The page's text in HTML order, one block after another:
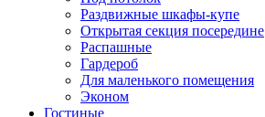
Раздвижные шкафы-купе
Открытая секция посередине
Распашные
Гардероб
Для маленького помещения
Эконом
Гостиные